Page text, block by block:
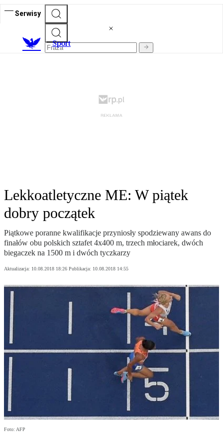
Serwisy
Sport
Lekkoatletyczne ME: W piątek
dobry początek
Piątkowe poranne kwalifikacje przyniosły spodziewany awans do
finałów obu polskich sztafet 4x400 m, trzech młociarek, dwóch
biegaczek na 1500 m i dwóch tyczkarzy
Aktualizacja: 10.08.2018 18:26 Publikacja: 10.08.2018 14:55
Foto: AFP